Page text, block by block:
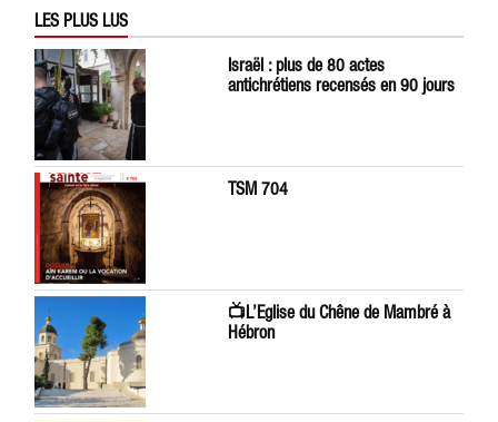
LES PLUS LUS
Israël : plus de 80 actes
antichrétiens recensés en 90 jours
TSM 704
📺L’Eglise du Chêne de Mambré à
Hébron